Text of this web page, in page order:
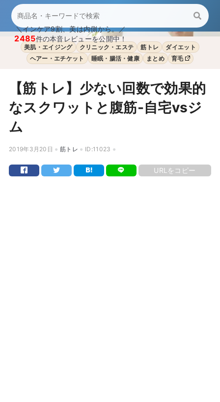
＼インケア9割、美は内側から。／
2485件の本音レビューを公開中！
美肌・エイジング クリニック・エステ 筋トレ
ダイエット
ヘアー・エチケット
睡眠・腸活・健康 まとめ 育毛
【筋トレ】少ない回数で効果的
なスクワットと腹筋-自宅vsジ
ム
2019年3月20日 筋トレ ID:11023
URLをコピー